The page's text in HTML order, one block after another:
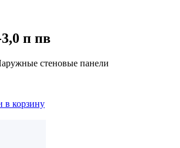
п пв
стеновые панели
в корзину